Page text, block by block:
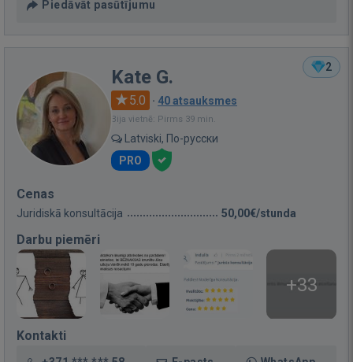
Piedāvāt pasūtījumu
2
Kate G.
5.0 · 40 atsauksmes
Bija vietnē: Pirms 39 min.
Latviski, По-русски
PRO
Cenas
Juridiskā konsultācija 50,00€/stunda
Darbu piemēri
+33
Kontakti